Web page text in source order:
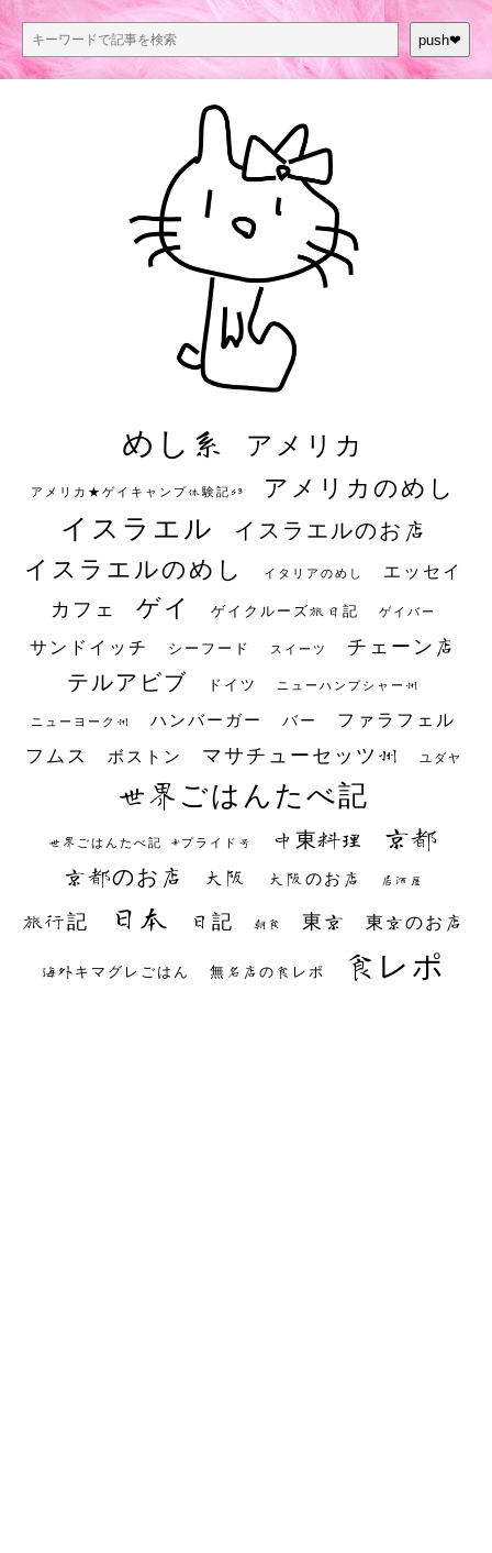
push❤︎
めし系 アメリカ
アメリカ★ゲイキャンプ体験記S3 アメリカのめし
イスラエル イスラエルのお店
イスラエルのめし イタリアのめし エッセイ
カフェ ゲイ ゲイクルーズ旅日記 ゲイバー
サンドイッチ シーフード スイーツ チェーン店
テルアビブ ドイツ ニューハンプシャー州
ニューヨーク州 ハンバーガー バー ファラフェル
フムス ボストン マサチューセッツ州 ユダヤ
世界ごはんたべ記
世界ごはんたべ記 #プライド号 中東料理 京都
京都のお店 大阪 大阪のお店 居酒屋
旅行記 日本 日記 朝食 東京 東京のお店
海外キマグレごはん 無名店の食レポ 食レポ